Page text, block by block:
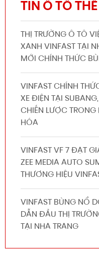
TIN Ô TÔ
THỊ TRƯỜNG Ô TÔ
XANH VINFAST TẠI
MỚI CHÍNH THỨC
VINFAST CHÍNH
XE ĐIỆN TẠI
CHIẾN LƯỢC
HÓA
VINFAST VF 7 ĐẠT
ZEE MEDIA AUTO
THƯƠNG HIỆU
VINFAST BÙNG NỔ
DẪN ĐẦU THỊ
TẠI NHA TRANG